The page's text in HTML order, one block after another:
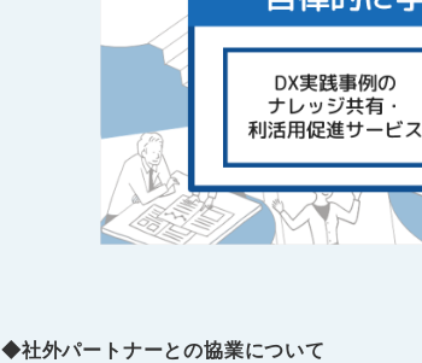
◆社外パートナーとの協業について